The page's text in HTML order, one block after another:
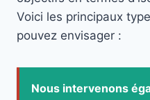
Voici les principaux
pouvez envisager :
Nous intervenons